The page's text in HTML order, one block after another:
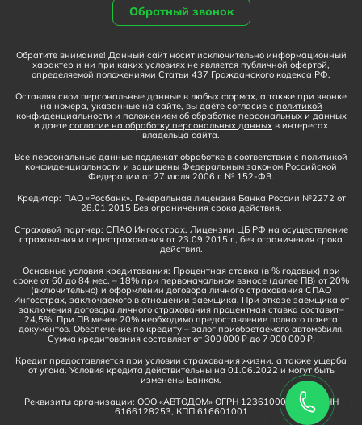
Обратный звонок
Обратите внимание! Данный сайт носит исключительно информационный
характер и ни при каких условиях не является публичной офертой,
определяемой положениями Статьи 437 Гражданского кодекса РФ.
Оставляя свои персональные данные в любых формах, а также при звонке
на номера, указанные на сайте, вы даёте согласие с политикой
конфиденциальности и положением об обработке персональных и данных
и даете согласие на обработку персональных данных в интересах
владельца сайта.
Все персональные данные подлежат обработке в соответствии с политикой
конфиденциальности и защищены Федеральным законом Российской
Федерации от 27 июля 2006 г. № 152-ФЗ.
Кредитор: ПАО «Росбанк». Генеральная лицензия Банка России №2272 от
28.01.2015 Без ограничения срока действия.
Страховой партнер: СПАО Ингосстрах. Лицензии ЦБ РФ на осуществление
страхования и перестрахования от 23.09.2015 г., без ограничения срока
действия.
Основные условия кредитования: Процентная ставка (в % годовых) при
сроке от 60 до 84 мес. – 18% при первоначальном взносе (далее ПВ) от 20%
(включительно) и оформлении договора личного страхования СПАО
Ингосстрах, заключаемого в отношении заемщика. При отказе заемщика от
заключения договора личного страхования процентная ставка составит–
24,5%. При ПВ менее 20% необходимо предоставление полного пакета
документов. Обеспечение по кредиту – залог приобретаемого автомобиля.
Сумма кредитования составляет от 300 000 ₽ до 7 000 000 ₽.
Кредит предоставляется при условии страхования жизни, а также ущерба
от угона. Условия кредита действительны на 01.06.2022 и могут быть
изменены Банком.
Реквизиты организации: ООО «АВТОДОМ» ОГРН 1236100016910, ИНН
6166128253, КПП 616601001